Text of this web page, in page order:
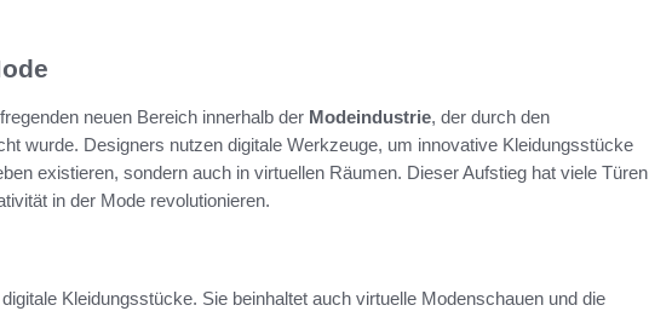
neuen Bereich innerhalb der Modeindustrie, der durch den
wurde. Designers nutzen digitale Werkzeuge, um innovative Kleidungsstücke
existieren, sondern auch in virtuellen Räumen. Dieser Aufstieg hat viele Türen
in der Mode revolutionieren.
Kleidungsstücke. Sie beinhaltet auch virtuelle Modenschauen und die